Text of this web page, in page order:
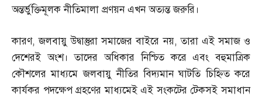
অন্তর্ভুক্তিমূলক নীতিমালা প্রণয়ন এখন অত্যন্ত জরুরি।
কারণ,জলবায়ু উদ্বাস্তুরা সমাজের বাইরে নয়,তারা এই সমাজ ও
দেশেরই অংশ। তাদের অধিকার নিশ্চিত করে এবং বহুমাত্রিক
কৌশলের মাধ্যমে জলবায়ু নীতির বিদ্যমান ঘাটতি চিহ্নিত করে
কার্যকর পদক্ষেপ গ্রহণের মাধ্যমেই এই সংকটের টেকসই সমাধান